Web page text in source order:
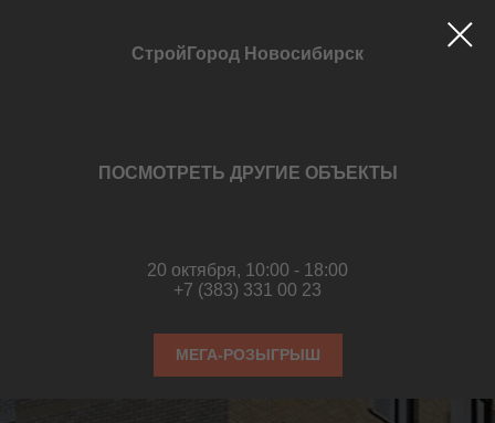
СтройГород Новосибирск
ПОСМОТРЕТЬ ДРУГИЕ ОБЪЕКТЫ
20 октября, 10:00 - 18:00
+7 (383) 331 00 23
МЕГА-РОЗЫГРЫШ